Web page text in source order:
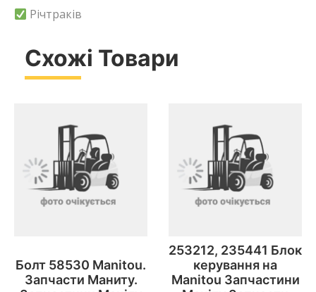
Річтраків
Схожі Товари
Болт 58530 Manitou.
Запчасти Маниту.
253212, 235441 Блок
керування на
Manitou Запчастини